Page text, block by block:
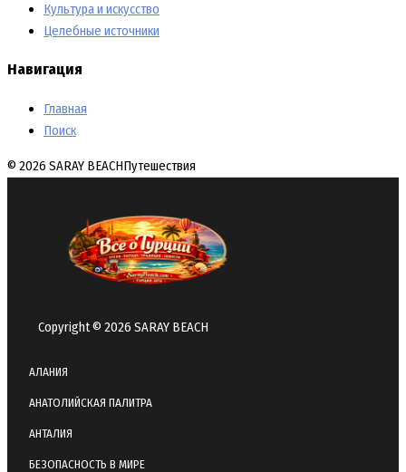
Культура и искусство
Целебные источники
Навигация
Главная
Поиск
© 2026 SARAY BEACHПутешествия
Copyright © 2026 SARAY BEACH
АЛАНИЯ
АНАТОЛИЙСКАЯ ПАЛИТРА
АНТАЛИЯ
БЕЗОПАСНОСТЬ В МИРЕ